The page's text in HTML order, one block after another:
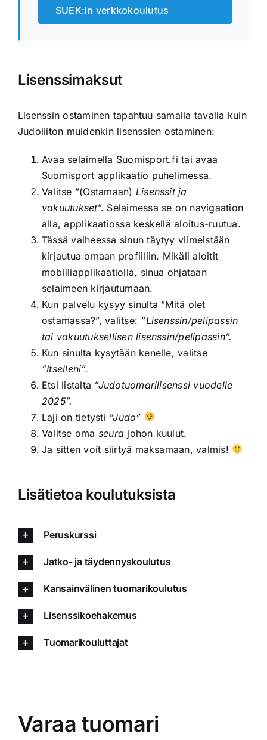
SUEK:in verkkokoulutus
Lisenssimaksut
Lisenssin ostaminen tapahtuu samalla tavalla kuin
Judoliiton muidenkin lisenssien ostaminen:
Avaa selaimella Suomisport.fi tai avaa
Suomisport applikaatio puhelimessa.
Valitse ”(Ostamaan) Lisenssit ja
vakuutukset”. Selaimessa se on navigaation
alla, applikaatiossa keskellä aloitus-ruutua.
Tässä vaiheessa sinun täytyy viimeistään
kirjautua omaan profiiliin. Mikäli aloitit
mobiiliapplikaatiolla, sinua ohjataan
selaimeen kirjautumaan.
Kun palvelu kysyy sinulta ”Mitä olet
ostamassa?”, valitse: ”Lisenssin/pelipassin
tai vakuutuksellisen lisenssin/pelipassin”.
Kun sinulta kysytään kenelle, valitse
”Itselleni”.
Etsi listalta ”Judotuomarilisenssi vuodelle
2025”.
Laji on tietysti ”Judo”
Valitse oma seura johon kuulut.
Ja sitten voit siirtyä maksamaan, valmis!
Lisätietoa koulutuksista
Peruskurssi
Jatko- ja täydennyskoulutus
Kansainvälinen tuomarikoulutus
Lisenssikoehakemus
Tuomarikouluttajat
Varaa tuomari